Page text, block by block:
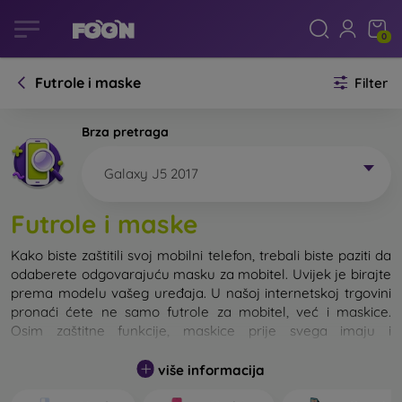
0
Futrole i maske Filter
Brza pretraga
Galaxy J5 2017
Futrole i maske
Kako biste zaštitili svoj mobilni telefon, trebali biste paziti da
odaberete odgovarajuću masku za mobitel. Uvijek je birajte
prema modelu vašeg uređaja. U našoj internetskoj trgovini
pronaći ćete ne samo futrole za mobitel, već i maskice.
Osim zaštitne funkcije, maskice prije svega imaju i
Maskicu za mobitel možemo također nazvati i stražnjom
više informacija